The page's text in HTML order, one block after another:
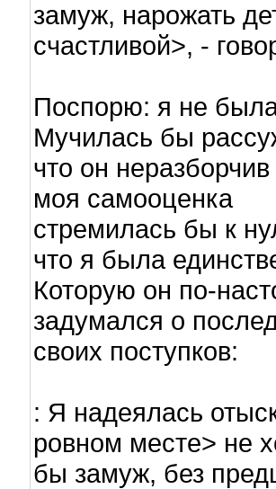
замуж, нарожать
счастливой>, -
Поспорю: я не
Мучилась бы
что он
моя самооценка
стремилась бы к
что я была
Которую он по-
задумался о
своих поступков:
: Я надеялась
ровном месте> не
бы замуж, без